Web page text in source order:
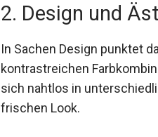
2. Design und
In Sachen Design punktet
kontrastreichen
sich nahtlos in
frischen Look.